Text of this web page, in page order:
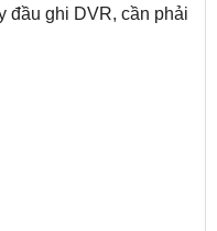
đầu ghi DVR, cần phải